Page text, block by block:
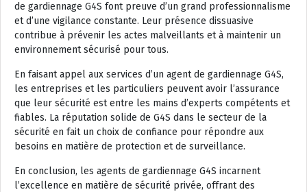
de gardiennage G4S font preuve d’un grand professionnalisme
et d’une vigilance constante. Leur présence dissuasive
contribue à prévenir les actes malveillants et à maintenir un
environnement sécurisé pour tous.
En faisant appel aux services d’un agent de gardiennage G4S,
les entreprises et les particuliers peuvent avoir l’assurance
que leur sécurité est entre les mains d’experts compétents et
fiables. La réputation solide de G4S dans le secteur de la
sécurité en fait un choix de confiance pour répondre aux
besoins en matière de protection et de surveillance.
En conclusion, les agents de gardiennage G4S incarnent
l’excellence en matière de sécurité privée, offrant des